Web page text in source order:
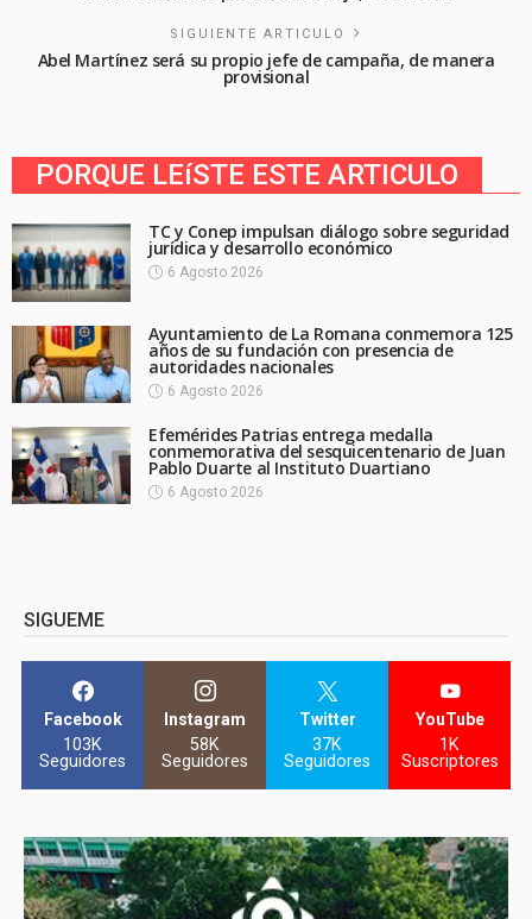
SIGUIENTE ARTICULO
Abel Martínez será su propio jefe de campaña, de manera
provisional
PORQUE LEíSTE ESTE ARTICULO
TC y Conep impulsan diálogo sobre seguridad
jurídica y desarrollo económico
6 Agosto 2026
Ayuntamiento de La Romana conmemora 125
años de su fundación con presencia de
autoridades nacionales
6 Agosto 2026
Efemérides Patrias entrega medalla
conmemorativa del sesquicentenario de Juan
Pablo Duarte al Instituto Duartiano
6 Agosto 2026
SIGUEME
Facebook
103K
Seguidores
Instagram
58K
Seguidores
Twitter
37K
Seguidores
YouTube
1K
Suscriptores